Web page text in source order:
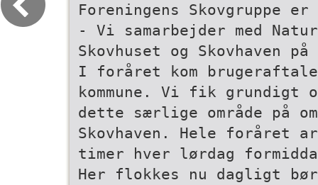
Foreningens Skovgruppe
- Vi samarbejder med
Skovhuset og Skovhaven
I foråret kom
kommune. Vi fik grundigt
dette særlige område på
Skovhaven. Hele foråret
timer hver lørdag
Her flokkes nu dagligt